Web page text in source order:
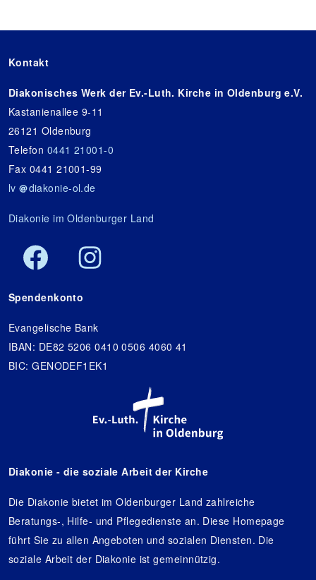
Kontakt
Diakonisches Werk der Ev.-Luth. Kirche in Oldenburg e.V.
Kastanienallee 9-11
26121 Oldenburg
Telefon 0441 21001-0
Fax 0441 21001-99
lv
diakonie-ol.de
Diakonie im Oldenburger Land
Spendenkonto
Evangelische Bank
IBAN: DE82 5206 0410 0506 4060 41
BIC: GENODEF1EK1
Diakonie - die soziale Arbeit der Kirche
Die Diakonie bietet im Oldenburger Land zahlreiche
Beratungs-, Hilfe- und Pflegedienste an. Diese Homepage
führt Sie zu allen Angeboten und sozialen Diensten. Die
soziale Arbeit der Diakonie ist gemeinnützig.